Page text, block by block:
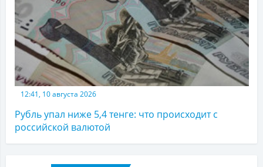
12:41, 10 августа 2026
Рубль упал ниже 5,4 тенге: что происходит с
российской валютой